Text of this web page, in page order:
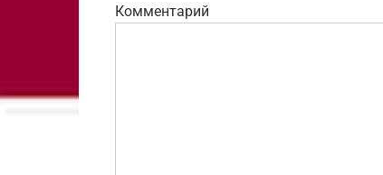
Комментарий